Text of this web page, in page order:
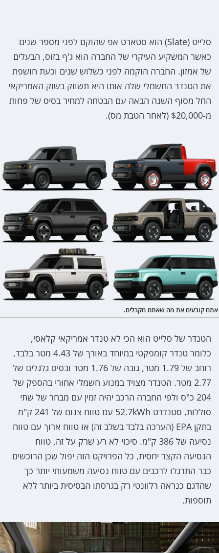
סלייט (Slate) הוא סטארט אפ שהוקם לפני מספר שנים
כאשר המשקיע העיקרי של החברה הוא ג'ף בזוס, הבעלים
של אמזון. החברה הוקמה לפני כשלוש שנים וכעת חושפת
את הטנדר החשמלי שלה אותו היא תשווק בשוק האמריקאי
החל מסוף השנה הבאה עם הבטחה למחיר בסיס של פחות
מ-$20,000 (לאחר הטבת מס).
אתם קובעים את מה שאתם מקבלים.
הטנדר של סלייט הוא הכי לא טנדר אמריקאי קלאסי,
כלומר טנדר קומפקטי במיוחד באורך של 4.43 מטר בלבד,
רוחב של 1.79 מטר, גובה של 1.76 מטר ובסיס גלגלים של
2.77 מטר. הטנדר מצויד במנוע חשמלי אחורי בהספק של
204 כ"ס ולפי החברה הרכב יהיה זמין עם מבחר של שתי
סוללות, סטנדרט 52.7kWh עם טווח צנום של 241 ק"מ
בתקן EPA (הערכה בלבד בשלב זה) או טווח ארוך עם טווח
נסיעה של 386 ק"מ. סיכוי לא רע שרק על זה, טווח
הנסיעה הקצר יחסית, כל הפרויקט הזה יפול שכן הרוכשים
כבר התרגלו לרכבים עם טווח נסיעה משמעותי יותר כך
שהדגם כנראה רלוונטי רק בגרסתו הבסיסית ביותר ללא
תוספות.